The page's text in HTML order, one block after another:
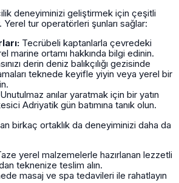
deneyiminizi geliştirmek için çeşitli
Yerel tur operatörleri şunları sağlar:
Tecrübeli kaptanlarla çevredeki
marine ortamı hakkında bilgi edinin.
derin deniz balıkçılığı gezisinde
teknede keyifle yiyin veya yerel bir
Unutulmaz anılar yaratmak için bir yatın
Adriyatik gün batımına tanık olun.
birkaç ortaklık da deneyiminizi daha da
yerel malzemelerle hazırlanan lezzetli
teknenize teslim alın.
masaj ve spa tedavileri ile rahatlayın